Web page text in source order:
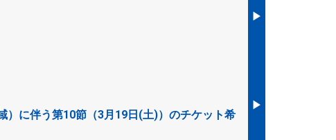
▶︎
）に伴う第10節（3月19日(土)）のチケット希
▶︎